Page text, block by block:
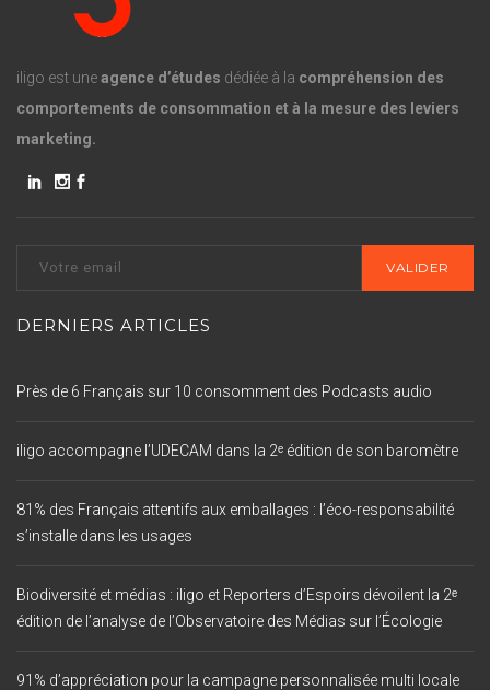
iligo est uneagence d’études dédiée à la compréhension des
comportements de consommation et à la mesure des leviers
marketing.
DERNIERS ARTICLES
Près de 6 Français sur 10 consomment des Podcasts audio
iligo accompagne l’UDECAM dans la 2ᵉ édition de son baromètre
81% des Français attentifs aux emballages : l’éco-responsabilité
s’installe dans les usages
Biodiversité et médias : iligo et Reporters d’Espoirs dévoilent la 2ᵉ
édition de l’analyse de l’Observatoire des Médias sur l’Écologie
91% d’appréciation pour la campagne personnalisée multi locale